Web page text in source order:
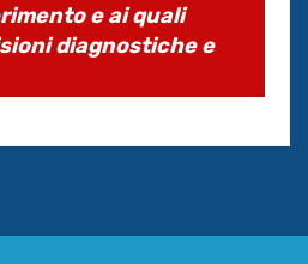
e ai quali
diagnostiche e